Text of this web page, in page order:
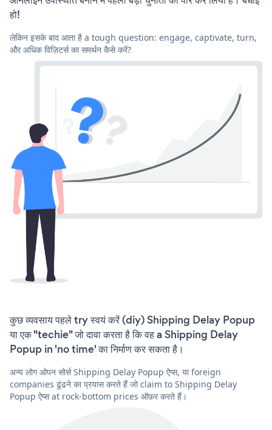
हो!
लेकिन इसके बाद आता है a tough question: engage, captivate, turn,
और अधिक विज़िटर्स का समर्थन कैसे करें?
कुछ व्यवसाय पहले try स्वयं करें (diy) Shipping Delay Popup
या एक "techie" जो दावा करता है कि वह a Shipping Delay
Popup in 'no time' का निर्माण कर सकता है।
अन्य लोग ओपन सोर्स Shipping Delay Popup ऐप्स, या foreign
companies ढूंढने का प्रयास करते हैं जो claim to Shipping Delay
Popup ऐप्स at rock-bottom prices ऑफ़र करते हैं।